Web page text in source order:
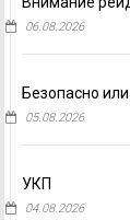
06.08.2026
Безопасно
05.08.2026
УКП
04.08.2026